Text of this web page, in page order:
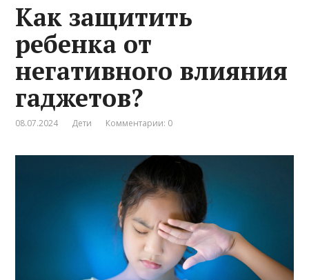
Как защитить
ребенка от
негативного влияния
гаджетов?
08.07.2024 Дети Комментарии: 0